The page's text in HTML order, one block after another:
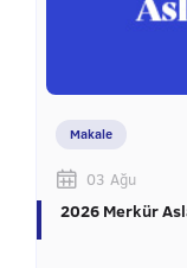
Makale
03 Ağu
2026 Merkür